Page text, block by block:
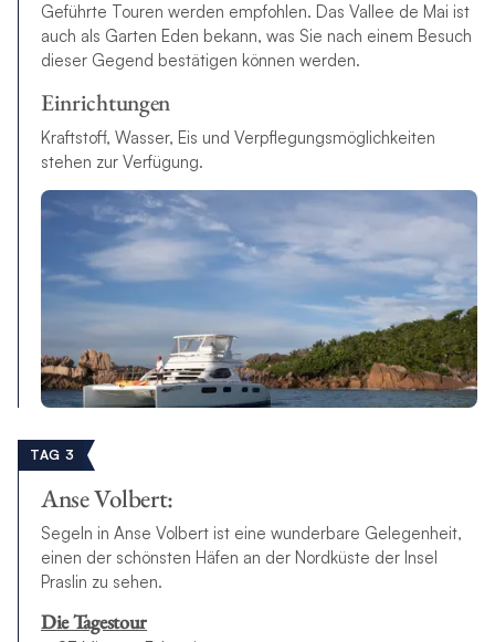
Geführte Touren werden empfohlen. Das Vallee de Mai ist
auch als Garten Eden bekann, was Sie nach einem Besuch
dieser Gegend bestätigen können werden.
Einrichtungen
Kraftstoff, Wasser, Eis und Verpflegungsmöglichkeiten
stehen zur Verfügung.
TAG 3
Anse Volbert:
Segeln in Anse Volbert ist eine wunderbare Gelegenheit,
einen der schönsten Häfen an der Nordküste der Insel
Praslin zu sehen.
Die Tagestour